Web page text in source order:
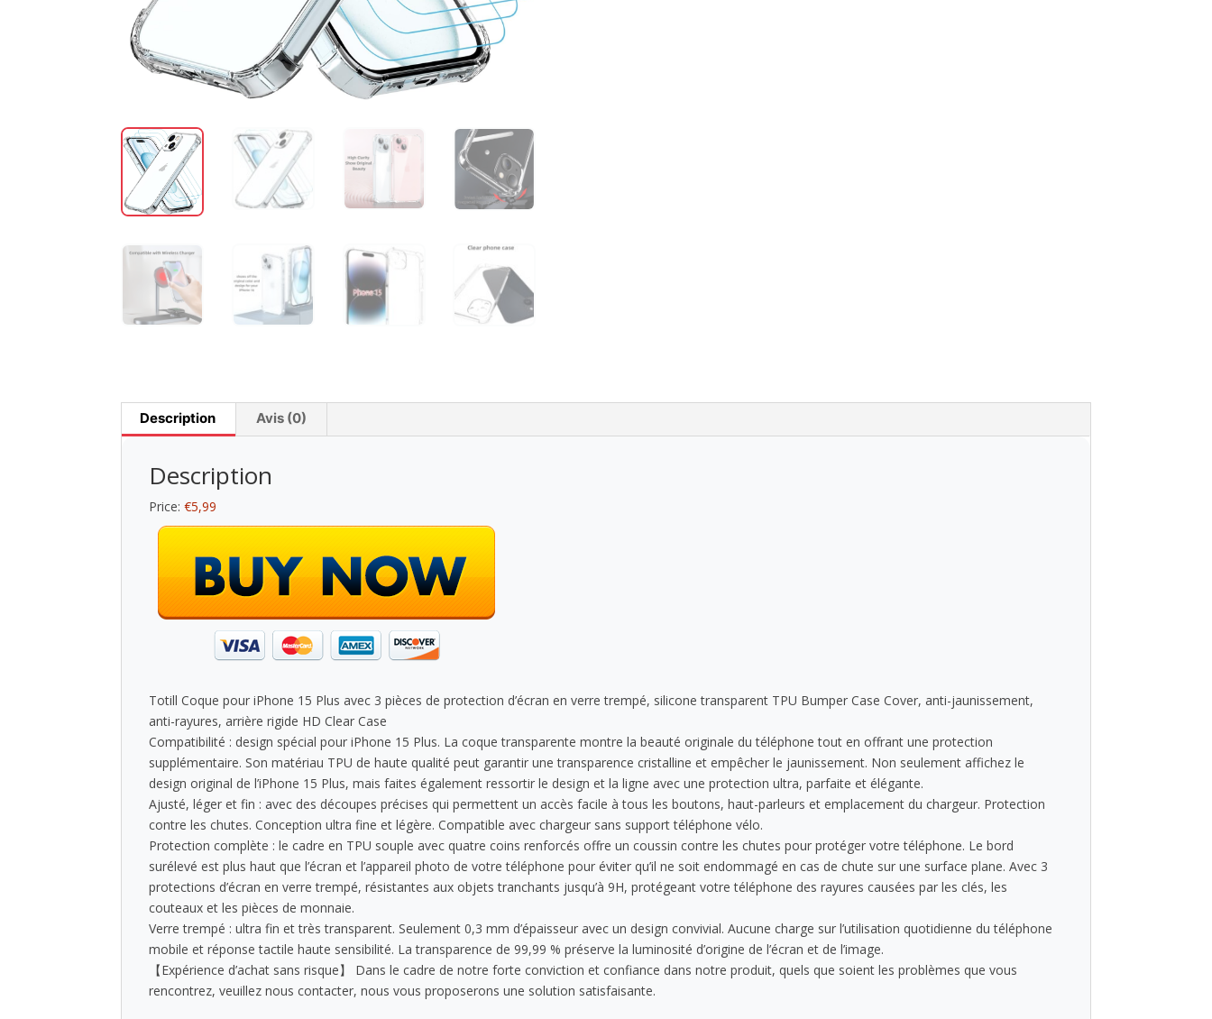
Description Avis (0)
Description
Price:€5,99
Totill Coque pour iPhone 15 Plus avec 3 pièces de protection d’écran en verre trempé, silicone transparent TPU Bumper Case Cover, anti-jaunissement,
anti-rayures, arrière rigide HD Clear Case
Compatibilité : design spécial pour iPhone 15 Plus. La coque transparente montre la beauté originale du téléphone tout en offrant une protection
supplémentaire. Son matériau TPU de haute qualité peut garantir une transparence cristalline et empêcher le jaunissement. Non seulement affichez le
design original de l’iPhone 15 Plus, mais faites également ressortir le design et la ligne avec une protection ultra, parfaite et élégante.
Ajusté, léger et fin : avec des découpes précises qui permettent un accès facile à tous les boutons, haut-parleurs et emplacement du chargeur. Protection
contre les chutes. Conception ultra fine et légère. Compatible avec chargeur sans support téléphone vélo.
Protection complète : le cadre en TPU souple avec quatre coins renforcés offre un coussin contre les chutes pour protéger votre téléphone. Le bord
surélevé est plus haut que l’écran et l’appareil photo de votre téléphone pour éviter qu’il ne soit endommagé en cas de chute sur une surface plane. Avec 3
protections d’écran en verre trempé, résistantes aux objets tranchants jusqu’à 9H, protégeant votre téléphone des rayures causées par les clés, les
couteaux et les pièces de monnaie.
Verre trempé : ultra fin et très transparent. Seulement 0,3 mm d’épaisseur avec un design convivial. Aucune charge sur l’utilisation quotidienne du téléphone
mobile et réponse tactile haute sensibilité. La transparence de 99,99 % préserve la luminosité d’origine de l’écran et de l’image.
【Expérience d’achat sans risque】 Dans le cadre de notre forte conviction et confiance dans notre produit, quels que soient les problèmes que vous
rencontrez, veuillez nous contacter, nous vous proposerons une solution satisfaisante.